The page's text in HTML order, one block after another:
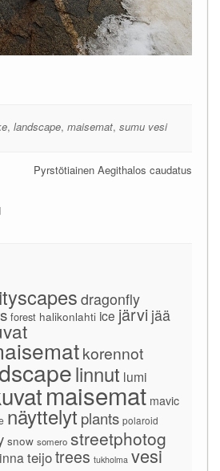
, landscape, maisemat, sumu vesi
Pyrstötiainen Aegithalos caudatus
dragonfly
forest halikonlahti ice järvi jää
korennot
linnut lumi
maisemat mavic
näyttelyt plants polaroid
snow somero streetphotog
teijotrees tukholma vesi